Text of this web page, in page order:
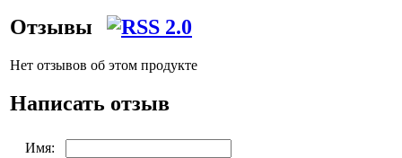
Отзывы
Нет отзывов об этом продукте
Написать отзыв
Имя: